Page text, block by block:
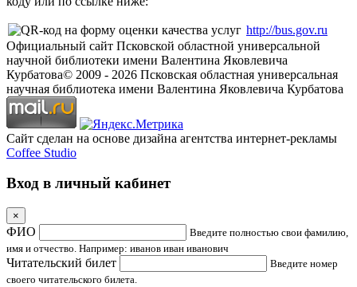
http://bus.gov.ru
Официальный сайт Псковской областной универсальной
научной библиотеки имени Валентина Яковлевича
Курбатова© 2009 - 2026 Псковская областная универсальная
научная библиотека имени Валентина Яковлевича Курбатова
Сайт сделан на основе дизайна агентства интернет-рекламы
Coffee Studio
Вход в личный кабинет
×
ФИО
Введите полностью свои фамилию,
имя и отчество. Например: иванов иван иванович
Читательский билет
Введите номер
своего читательского билета.